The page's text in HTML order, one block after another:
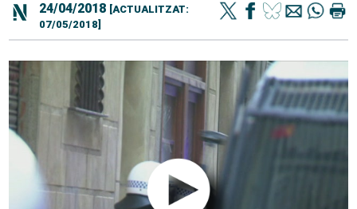
24/04/2018 [ACTUALITZAT:
07/05/2018]